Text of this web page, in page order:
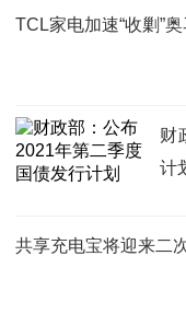
TCL家电加速“收剿”
财
计
共享充电宝将迎来二